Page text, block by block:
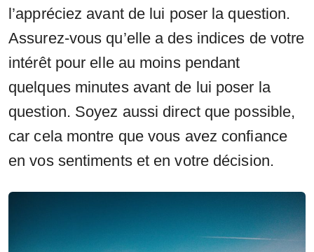
l’appréciez avant de lui poser la question.
Assurez-vous qu’elle a des indices de votre
intérêt pour elle au moins pendant
quelques minutes avant de lui poser la
question. Soyez aussi direct que possible,
car cela montre que vous avez confiance
en vos sentiments et en votre décision.